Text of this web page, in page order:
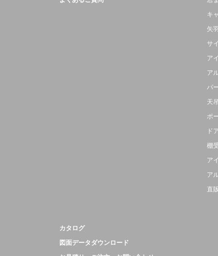
キ
矢
サ
ア
ア
パ
天
ポ
ド
棚
ア
ア
直
カタログ
図面データダウンロード